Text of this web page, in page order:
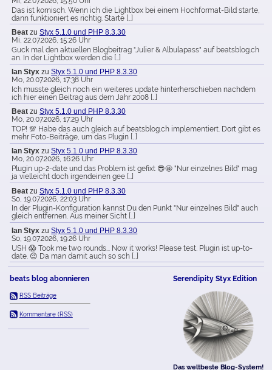
Das ist komisch. Wenn ich die Lightbox bei einem Hochformat-Bild starte,
dann funktioniert es richtig. Starte […]
Beat zuStyx 5.1.0 und PHP 8.3.30
Mi, 22.07.2026, 15:26 Uhr
Guck mal den aktuellen Blogbeitrag "Julier & Albulapass" auf beatsblog.ch
an. In der Lightbox werden die […]
Ian Styx zuStyx 5.1.0 und PHP 8.3.30
Mo, 20.07.2026, 17:38 Uhr
Ich musste gleich noch ein weiteres update hinterherschieben nachdem
ich hier einen Beitrag aus dem Jahr 2008 […]
Beat zuStyx 5.1.0 und PHP 8.3.30
Mo, 20.07.2026, 17:29 Uhr
TOP! 💯 Habe das auch gleich auf beatsblog.ch implementiert. Dort gibt es
mehr Foto-Beiträge, um das Plugin […]
Ian Styx zuStyx 5.1.0 und PHP 8.3.30
Mo, 20.07.2026, 16:26 Uhr
Plugin up-2-date und das Problem ist gefixt 😎🤩 "Nur einzelnes Bild" mag
ja vielleicht doch irgendeinen gee […]
Beat zuStyx 5.1.0 und PHP 8.3.30
So, 19.07.2026, 22:03 Uhr
In der Plugin-Konfiguration kannst Du den Punkt "Nur einzelnes Bild" auch
gleich entfernen. Aus meiner Sicht […]
Ian Styx zuStyx 5.1.0 und PHP 8.3.30
So, 19.07.2026, 19:26 Uhr
USH 😱 Took me two rounds... Now it works! Please test. Plugin ist up-to-
date. 😌 Da man damit auch so sch […]
beats blog abonnieren
RSS Beiträge
Kommentare (RSS)
Serendipity Styx Edition
Das weltbeste Blog-System!